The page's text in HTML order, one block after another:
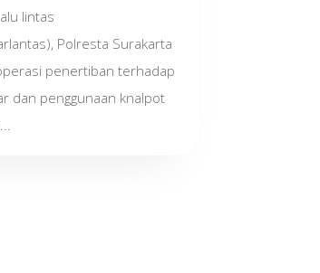
lintas
Polresta Surakarta
penertiban terhadap
dan penggunaan knalpot